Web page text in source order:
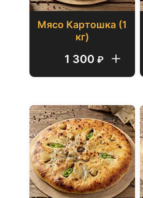
Мясо Картошка (1
кг)
1 300 ₽